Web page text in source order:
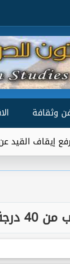
وثقافة
الرياض